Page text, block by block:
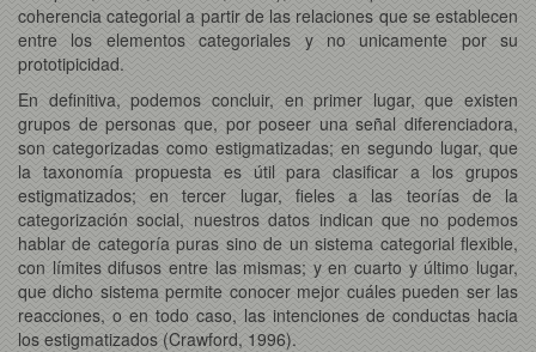
coherencia categorial a partir de las relaciones que se establecen
entre los elementos categoriales y no unicamente por su
prototipicidad.
En definitiva, podemos concluir, en primer lugar, que existen
grupos de personas que, por poseer una señal diferenciadora,
son categorizadas como estigmatizadas; en segundo lugar, que
la taxonomía propuesta es útil para clasificar a los grupos
estigmatizados; en tercer lugar, fieles a las teorías de la
categorización social, nuestros datos indican que no podemos
hablar de categoría puras sino de un sistema categorial flexible,
con límites difusos entre las mismas; y en cuarto y último lugar,
que dicho sistema permite conocer mejor cuáles pueden ser las
reacciones, o en todo caso, las intenciones de conductas hacia
los estigmatizados (Crawford, 1996).